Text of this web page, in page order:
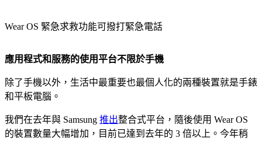
Wear OS 緊急求救功能可撥打緊急電話
應用程式和服務的使用平台不限於手機
除了手機以外，生活中最重要也最個人化的兩種裝置就是手錶
和平板電腦。
我們在去年與 Samsung 推出整合式平台，隨後使用 Wear OS
的裝置數量大幅增加，目前已達到去年的 3 倍以上。今年稍